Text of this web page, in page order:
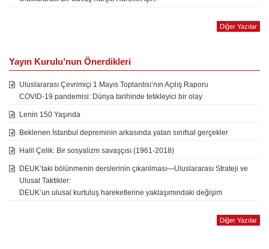
Diğer Yazılar
Yayın Kurulu’nun Önerdikleri
Uluslararası Çevrimiçi 1 Mayıs Toplantısı’nın Açılış Raporu
COVID-19 pandemisi: Dünya tarihinde tetikleyici bir olay
Lenin 150 Yaşında
Beklenen İstanbul depreminin arkasında yatan sınıfsal gerçekler
Halil Çelik: Bir sosyalizm savaşçısı (1961-2018)
DEUK’taki bölünmenin derslerinin çıkarılması—Uluslararası Strateji ve
Ulusal Taktikler:
DEUK’un ulusal kurtuluş hareketlerine yaklaşımındaki değişim
Diğer Yazılar